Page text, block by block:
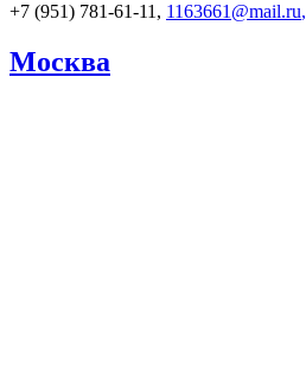
+7 (951) 781-61-11, 1163661@mail.ru,
Москва